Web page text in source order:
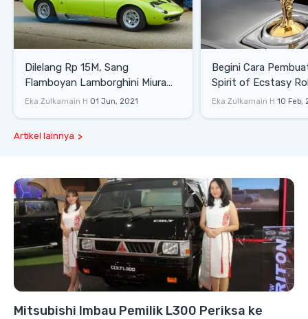
Dilelang Rp 15M, Sang
Flamboyan Lamborghini Miura
P400 S
Eka Zulkarnain H 01 Jun, 2021
Begini Cara
Spirit of Ecstasy
Eka Zulkarnain H 10 Feb,
Artikel lainnya
Mitsubishi Imbau Pemilik L300 Periksa ke